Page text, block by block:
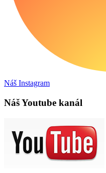
Náš Instagram
Náš Youtube kanál